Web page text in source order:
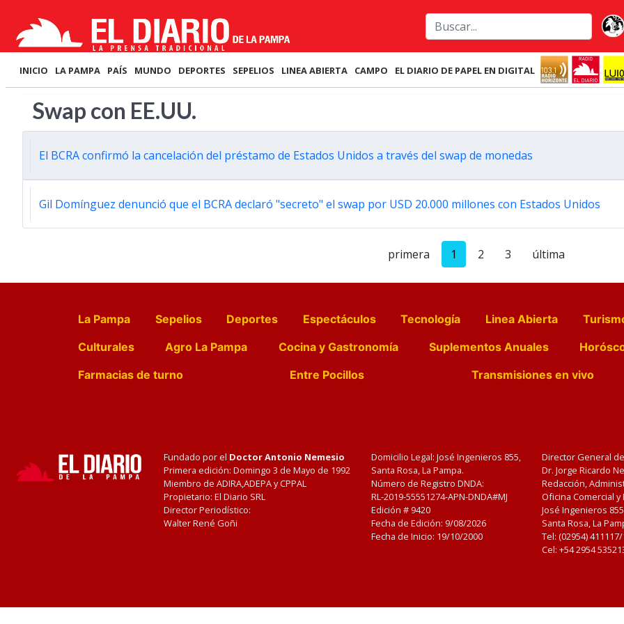
INICIO LA PAMPA PAÍS MUNDO DEPORTES SEPELIOS LINEA ABIERTA CAMPO EL DIARIO DE PAPEL EN DIGITAL
Swap con EE.UU.
El BCRA confirmó la cancelación del préstamo de Estados Unidos a través del swap de monedas
Gil Domínguez denunció que el BCRA declaró "secreto" el swap por USD 20.000 millones con Estados Unidos
primera 1 2 3 última
La Pampa Sepelios Deportes Espectáculos Tecnología Linea Abierta
Culturales
Agro La Pampa Cocina y Gastronomía Suplementos Anuales
Farmacias de turno
Entre Pocillos Transmisiones en vivo
Fundado por el Doctor Antonio Nemesio
Primera edición: Domingo 3 de Mayo de 1992
Miembro de ADIRA,ADEPA y CPPAL
Propietario: El Diario SRL
Director Periodístico:
Walter René Goñi
Domicilio Legal: José Ingenieros 855,
Santa Rosa, La Pampa.
Número de Registro DNDA:
RL-2019-55551274-APN-DNDA#MJ
Edición # 9420
Fecha de Edición: 9/08/2026
Fecha de Inicio: 19/10/2000
Director General
Dr. Jorge Ricardo
Redacción,
Oficina Comercial
José Ingenieros
Santa Rosa, La
Tel: (02954)
Cel: +54 2954